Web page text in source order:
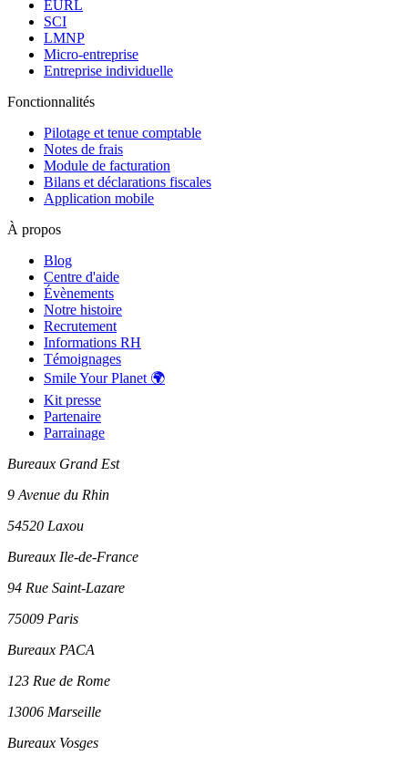
EURL
SCI
LMNP
Micro-entreprise
Entreprise individuelle
Fonctionnalités
Pilotage et tenue comptable
Notes de frais
Module de facturation
Bilans et déclarations fiscales
Application mobile
À propos
Blog
Centre d'aide
Évènements
Notre histoire
Recrutement
Informations RH
Témoignages
Smile Your Planet 🌍
Kit presse
Partenaire
Parrainage
Bureaux Grand Est
9 Avenue du Rhin
54520 Laxou
Bureaux Ile-de-France
94 Rue Saint-Lazare
75009 Paris
Bureaux PACA
123 Rue de Rome
13006 Marseille
Bureaux Vosges